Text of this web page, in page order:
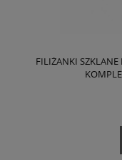
FILIŻANKI SZKLANE